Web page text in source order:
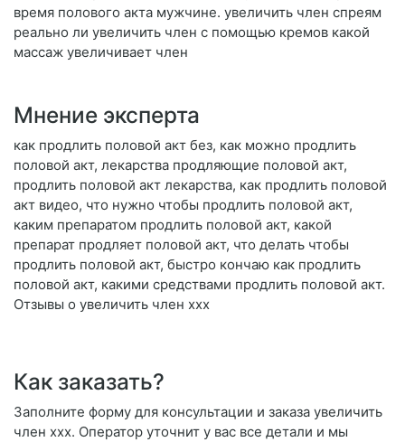
время полового акта мужчине. увеличить член спреям
реально ли увеличить член с помощью кремов какой
массаж увеличивает член
Мнение эксперта
как продлить половой акт без, как можно продлить
половой акт, лекарства продляющие половой акт,
продлить половой акт лекарства, как продлить половой
акт видео, что нужно чтобы продлить половой акт,
каким препаратом продлить половой акт, какой
препарат продляет половой акт, что делать чтобы
продлить половой акт, быстро кончаю как продлить
половой акт, какими средствами продлить половой акт.
Отзывы о увеличить член ххх
Как заказать?
Заполните форму для консультации и заказа увеличить
член ххх. Оператор уточнит у вас все детали и мы